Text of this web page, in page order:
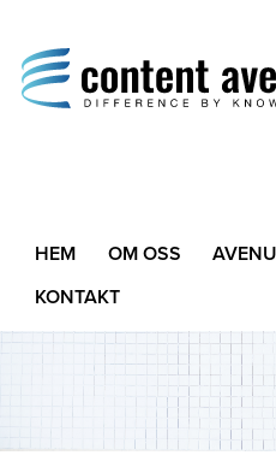
Difference by
HEM OM OSS
KONTAKT